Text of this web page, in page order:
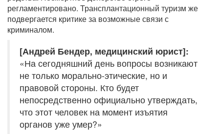
регламентировано. Трансплантационный туризм же
подвергается критике за возможные связи с
криминалом.
[Андрей Бендер, медицинский юрист]:
«На сегодняшний день вопросы возникают
не только морально-этические, но и
правовой стороны. Кто будет
непосредственно официально утверждать,
что этот человек на момент изъятия
органов уже умер?»